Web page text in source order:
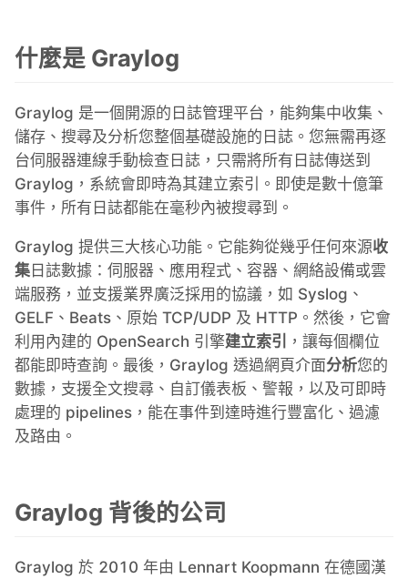
Elasticsearch
GitLab
GitLab Runner
Grafana
Graylog
InfluxDB
Kafka
什麼是 Graylog
Graylog 是一個開源的日誌管理平台，能夠集中收集、
儲存、搜尋及分析您整個基礎設施的日誌。您無需再逐
台伺服器連線手動檢查日誌，只需將所有日誌傳送到
Graylog，系統會即時為其建立索引。即使是數十億筆
事件，所有日誌都能在毫秒內被搜尋到。
Graylog 提供三大核心功能。它能夠從幾乎任何來源收
集 日誌數據：伺服器、應用程式、容器、網絡設備或雲
端服務，並支援業界廣泛採用的協議，如 Syslog、
GELF、Beats、原始 TCP/UDP 及 HTTP。然後，它會
利用內建的 OpenSearch 引擎建立索引
，讓每個欄位
都能即時查詢。最後，Graylog 透過網頁介面分析您的
數據，支援全文搜尋、自訂儀表板、警報，以及可即時
處理的 pipelines，能在事件到達時進行豐富化、過濾
及路由。
Graylog 背後的公司
Graylog 於 2010 年由 Lennart Koopmann 在德國漢